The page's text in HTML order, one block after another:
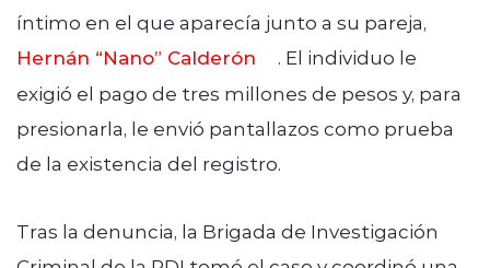
íntimo en el que aparecía junto a su pareja,
Hernán “Nano” Calderón
. El individuo le
exigió el pago de tres millones de pesos y, para
presionarla, le envió pantallazos como prueba
de la existencia del registro.
Tras la denuncia, la Brigada de Investigación